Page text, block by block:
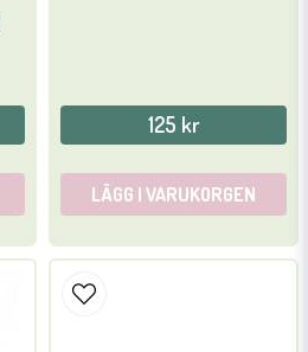
125 kr
LÄGG I VARUKORGEN